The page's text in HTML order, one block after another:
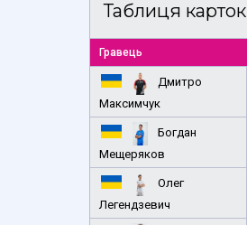
Таблиця карток
Гравець
Дмитро
Максимчук
Богдан
Мещеряков
Олег
Легендзевич